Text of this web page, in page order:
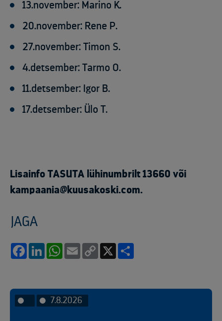
13.november: Marino K.
20.november: Rene P.
27.november: Timon S.
4.detsember: Tarmo O.
11.detsember: Igor B.
17.detsember: Ülo T.
Lisainfo TASUTA lühinumbrilt 13660 või
kampaania@kuusakoski.com.
JAGA
FacebookLinkedInWhatsApp
Email
Copy
7.8.2026